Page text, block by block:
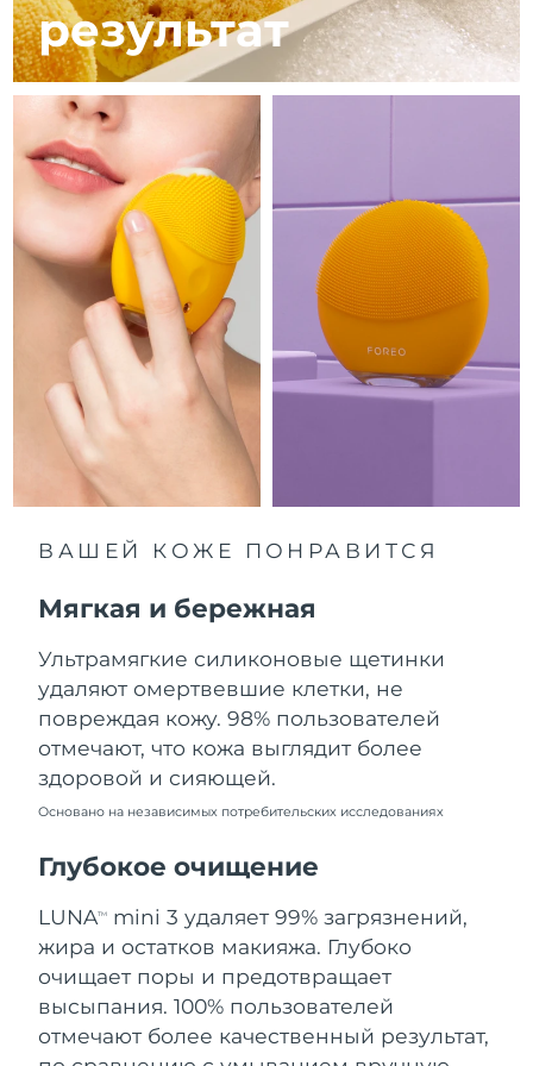
результат
ВАШЕЙ КОЖЕ ПОНРАВИТСЯ
Мягкая и бережная
Ультрамягкие силиконовые щетинки
удаляют омертвевшие клетки, не
повреждая кожу. 98% пользователей
отмечают, что кожа выглядит более
здоровой и сияющей.
Основано на независимых потребительских исследованиях
Глубокое очищение
LUNATM
mini 3 удаляет 99% загрязнений,
жира и остатков макияжа. Глубоко
очищает поры и предотвращает
высыпания. 100% пользователей
отмечают более качественный результат,
Израиль
Ожидаемая дата доставки
Италия
Япония
Ожидаемая дата доставки
12/08/2026
Джерси
Ожидаемая дата доставки
14/08/2026
Казахстан
Ожидаемая дата доставки
11/08/2026
Кувейт
Латвия
Ливан
Ожидаемая дата доставки
Ожидаемая дата доставки
Люксембург
Ожидаемая дата доставки
09/08/2026
Макао (САР)
Мальта
Ожидаемая дата доставки
09/08/2026
Мексика
Ожидаемая дата доставки
Ожидаемая дата доставки